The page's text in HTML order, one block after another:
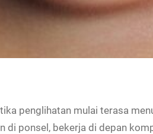
penglihatan mulai terasa
ponsel, bekerja di depan